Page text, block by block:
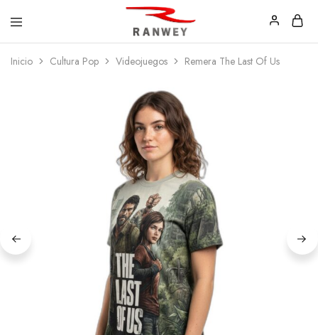
Ranwey
|
Tu
Estilo,
Inicio Cultura Pop Videojuegos Remera The Last Of Us